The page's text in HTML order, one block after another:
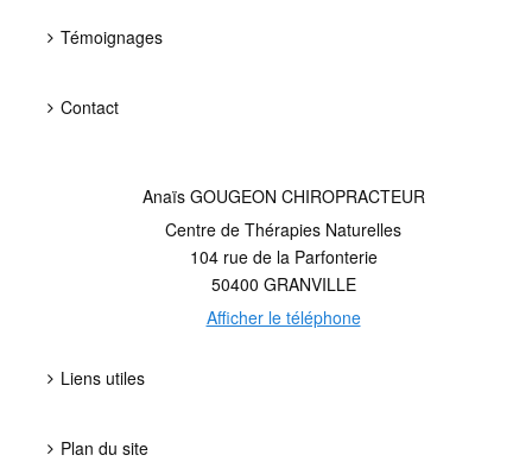
Témoignages
Contact
Anaïs GOUGEON CHIROPRACTEUR
Centre de Thérapies Naturelles
104 rue de la Parfonterie
50400 GRANVILLE
Afficher le téléphone
Liens utiles
Plan du site